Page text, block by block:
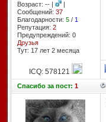
Возраст: -- |
|
Сообщений: 37
Благодарности: 5/ 1
Репутация: 2
Предупреждений: 0
Друзья
Тут: 17 лет 2 месяцa
ICQ: 578121
Спасибоза пост: 1